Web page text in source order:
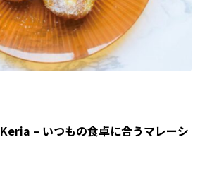
– いつもの食卓に合うマレーシ